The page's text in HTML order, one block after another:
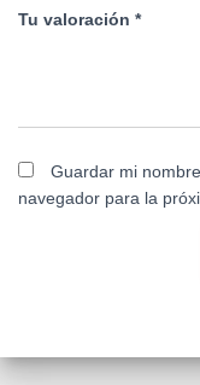
Tu valoración *
Guardar mi
navegador para la